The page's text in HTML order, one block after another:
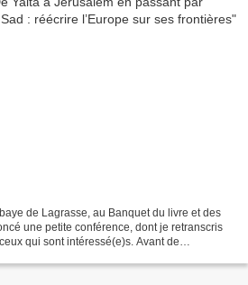
de Lagrasse, au Banquet du livre et des
une petite conférence, dont je retranscris
qui sont intéressé(e)s. Avant de